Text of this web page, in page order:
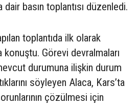
basın toplantısı düzenledi.
toplantıda ilk olarak
konuştu. Görevi devralmaları
durumuna ilişkin durum
söyleyen Alaca, Kars’ta
çözülmesi için